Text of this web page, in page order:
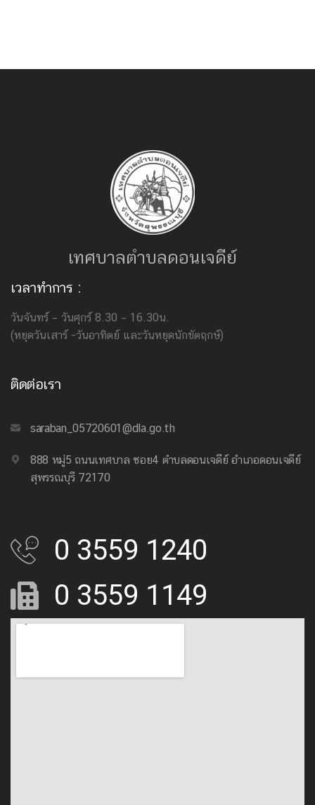
เทศบาลตำบลดอนเจดีย์
เวลาทำการ :
วันจันทร์ – วันศุกร์ 8.30 – 16.30น.
(หยุดวันเสาร์ -วันอาทิตย์ และวันหยุดนักขัตฤกษ์)
ติดต่อเรา
saraban_05720601@dla.go.th
888 หมู่5 ถนนเทศบาล ซอย4 ตำบลดอนเจดีย์ อำเภอดอนเจดีย์
สุพรรณบุรี 72170
0 3559 1240
0 3559 1149